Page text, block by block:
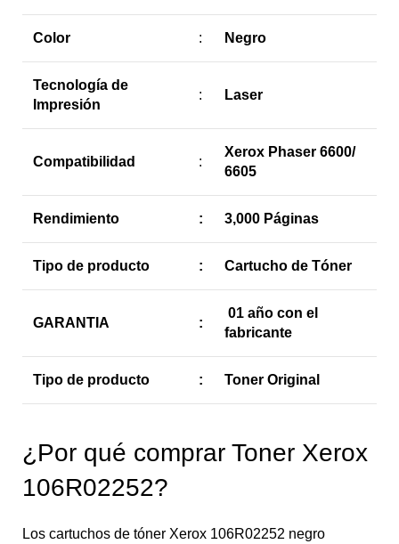
Color : Negro
Tecnología de
Impresión
: Laser
Compatibilidad :
Xerox Phaser 6600/
6605
Rendimiento : 3,000 Páginas
Tipo de producto : Cartucho de Tóner
GARANTIA :
01 año con el
fabricante
Tipo de producto : Toner Original
¿Por qué comprar Toner Xerox
106R02252?
Los cartuchos de tóner Xerox 106R02252 negro